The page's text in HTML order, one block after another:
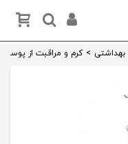
بهداشتی > کرم و مراقبت از پوست